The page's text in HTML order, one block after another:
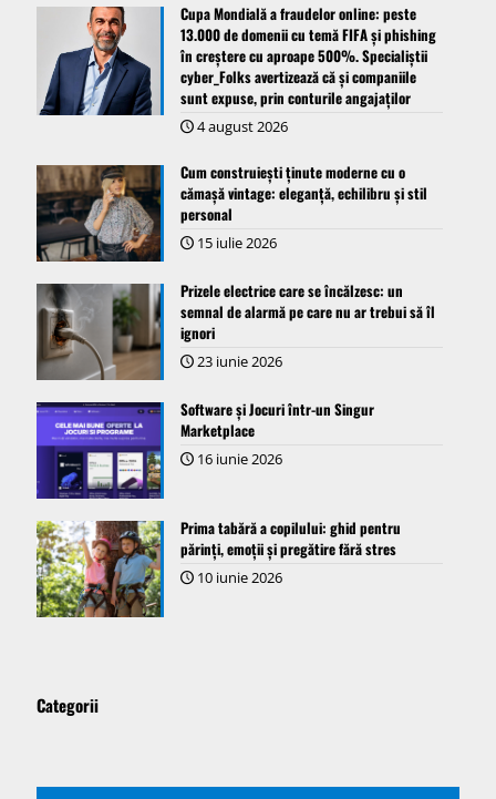
Cupa Mondială a fraudelor online: peste
13.000 de domenii cu temă FIFA și phishing
în creștere cu aproape 500%. Specialiștii
cyber_Folks avertizează că și companiile
sunt expuse, prin conturile angajaților
4 august 2026
Cum construiești ținute moderne cu o
cămașă vintage: eleganță, echilibru și stil
personal
15 iulie 2026
Prizele electrice care se încălzesc: un
semnal de alarmă pe care nu ar trebui să îl
ignori
23 iunie 2026
Software și Jocuri într-un Singur
Marketplace
16 iunie 2026
Prima tabără a copilului: ghid pentru
părinți, emoții și pregătire fără stres
10 iunie 2026
Categorii